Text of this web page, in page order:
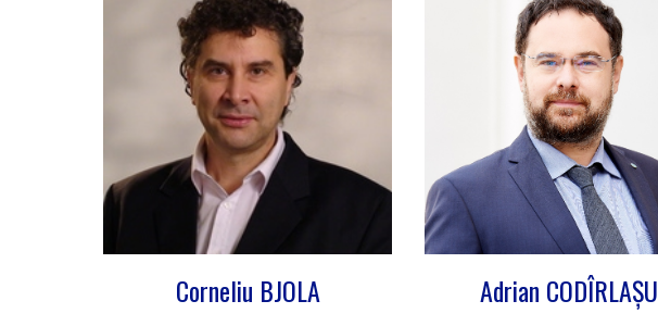
Corneliu BJOLA Adrian CODÎRLAȘU